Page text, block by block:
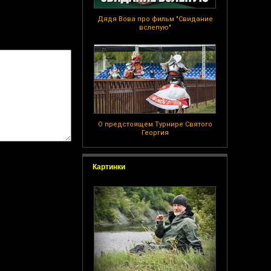
Дядя Вова про фильм "Свидание
вслепую"
О предстоящем Турнире Святого
Георгия
Картинки